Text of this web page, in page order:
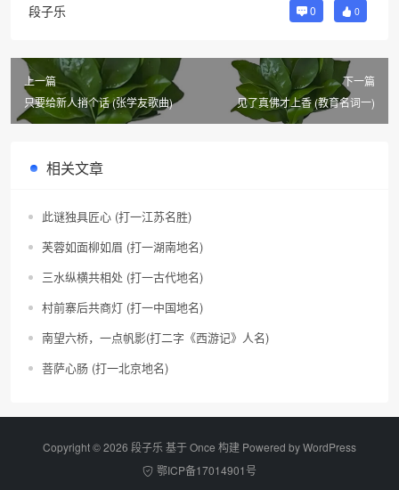
段子乐 0 0
上一篇
只要给新人捎个话 (张学友歌曲)
下一篇
见了真佛才上香 (教育名词一)
相关文章
此谜独具匠心 (打一江苏名胜)
芙蓉如面柳如眉 (打一湖南地名)
三水纵横共相处 (打一古代地名)
村前寨后共商灯 (打一中国地名)
南望六桥，一点帆影(打二字《西游记》人名)
菩萨心肠 (打一北京地名)
Copyright © 2026 段子乐 基于 Once 构建 Powered byWordPress
鄂ICP备17014901号